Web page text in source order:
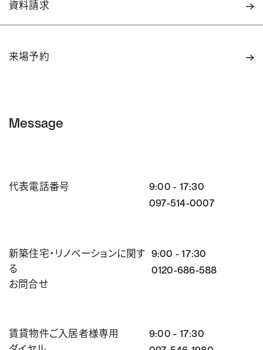
資料請求
来場予約
Message
代表電話番号
9:00 - 17:30
097-514-0007
新築住宅・リノベーションに関す
る
お問合せ
9:00 - 17:30
0120-686-588
賃貸物件ご入居者様専用
9:00 - 17:30